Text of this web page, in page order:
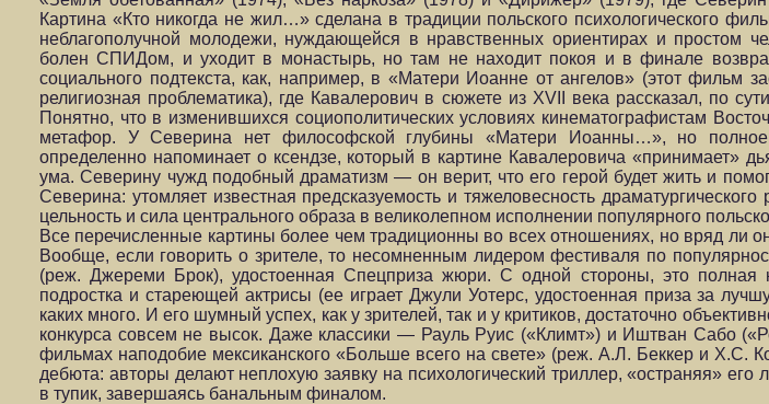
Картина «Кто никогда не жил…» сделана в традиции польского психологического
неблагополучной молодежи, нуждающейся в нравственных ориентирах и простом
болен СПИДом, и уходит в монастырь, но там не находит покоя и в финале
социального подтекста, как, например, в «Матери Иоанне от ангелов» (этот фильм
религиозная проблематика), где Кавалерович в сюжете из XVII века рассказал, по
Понятно, что в изменившихся социополитических условиях кинематографистам
метафор. У Северина нет философской глубины «Матери Иоанны…», но полное
определенно напоминает о ксендзе, который в картине Кавалеровича «принимает»
ума. Северину чужд подобный драматизм — он верит, что его герой будет жить и
Северина: утомляет известная предсказуемость и тяжеловесность
цельность и сила центрального образа в великолепном исполнении популярного
Все перечисленные картины более чем традиционны во всех отношениях, но вряд ли
Вообще, если говорить о зрителе, то несомненным лидером фестиваля по
(реж. Джереми Брок), удостоенная Спецприза жюри. С одной стороны, это полная
подростка и стареющей актрисы (ее играет Джули Уотерс, удостоенная приза за
каких много. И его шумный успех, как у зрителей, так и у критиков, достаточно
конкурса совсем не высок. Даже классики — Рауль Руис («Климт») и Иштван Сабо
фильмах наподобие мексиканского «Больше всего на свете» (реж. А.Л. Беккер и Х.С.
дебюта: авторы делают неплохую заявку на психологический триллер, «остраняя» его
в тупик, завершаясь банальным финалом.